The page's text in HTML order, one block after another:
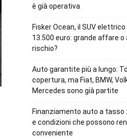
è già operativa
Fisker Ocean, il SUV
13.500 euro: grande affare
rischio?
Auto garantite più a lungo:
copertura, ma Fiat, BMW,
Mercedes sono già partite
Finanziamento auto a
e condizioni che possono
conveniente